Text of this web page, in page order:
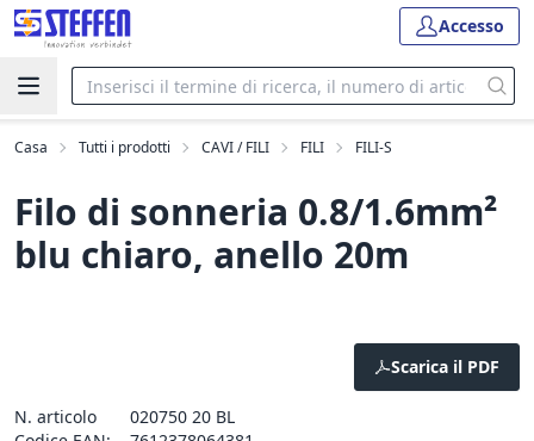
Accesso
Casa Tutti i prodotti CAVI / FILI FILI FILI-S
Filo di sonneria 0.8/1.6mm²
blu chiaro, anello 20m
Scarica il PDF
N. articolo
020750 20 BL